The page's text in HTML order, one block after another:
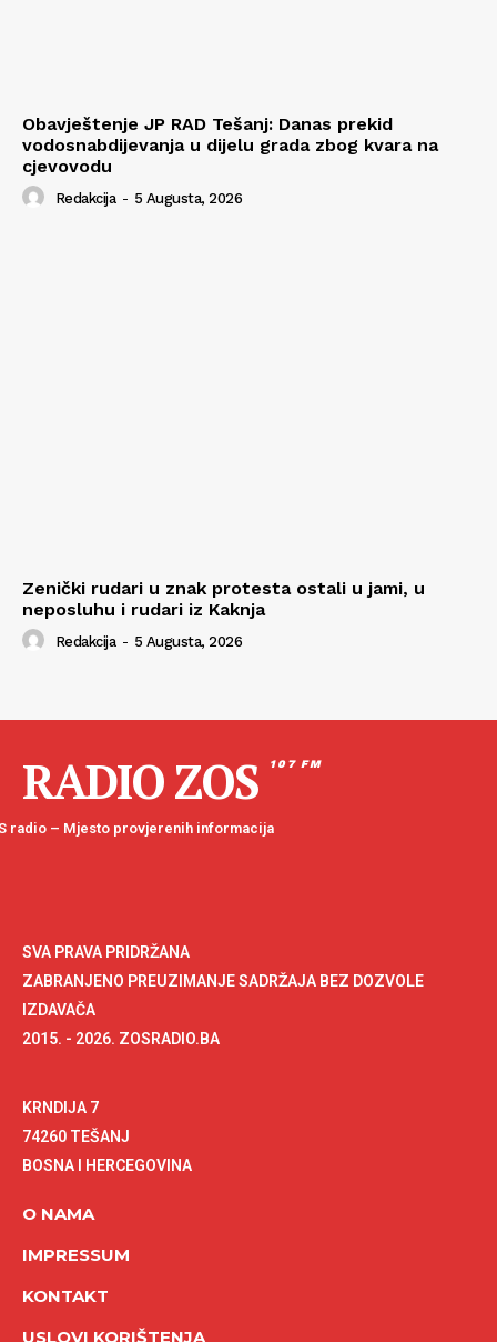
Obavještenje JP RAD Tešanj: Danas prekid
vodosnabdijevanja u dijelu grada zbog kvara na
cjevovodu
Redakcija - 5 Augusta, 2026
Zenički rudari u znak protesta ostali u jami, u
neposluhu i rudari iz Kaknja
Redakcija - 5 Augusta, 2026
RADIO ZOS 107 FM
radio – Mjesto provjerenih informacija
SVA PRAVA PRIDRŽANA
ZABRANJENO PREUZIMANJE SADRŽAJA BEZ DOZVOLE
IZDAVAČA
2015. - 2026. ZOSRADIO.BA
KRNDIJA 7
74260 TEŠANJ
BOSNA I HERCEGOVINA
O NAMA
IMPRESSUM
KONTAKT
USLOVI KORIŠTENJA